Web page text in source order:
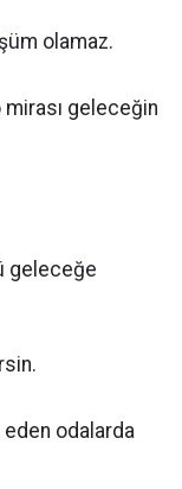
olamaz.
mirası geleceğin
geleceğe
eden odalarda